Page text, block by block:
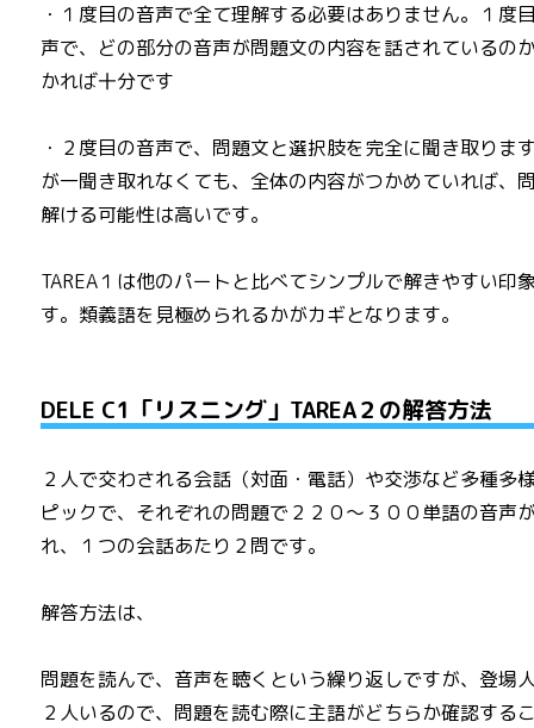
・１度目の音声で全て理解する必要はありません。１度
声で、どの部分の音声が問題文の内容を話されているの
かれば十分です
・２度目の音声で、問題文と選択肢を完全に聞き取りま
が一聞き取れなくても、全体の内容がつかめていれば、
解ける可能性は高いです。
TAREA１は他のパートと比べてシンプルで解きやすい印
す。類義語を見極められるかがカギとなります。
DELE C1「リスニング」TAREA２の解答方法
２人で交わされる会話（対面・電話）や交渉など多種多
ピックで、それぞれの問題で２２０～３００単語の音声
れ、１つの会話あたり２問です。
解答方法は、
問題を読んで、音声を聴くという繰り返しですが、登場
２人いるので、問題を読む際に主語がどちらか確認する